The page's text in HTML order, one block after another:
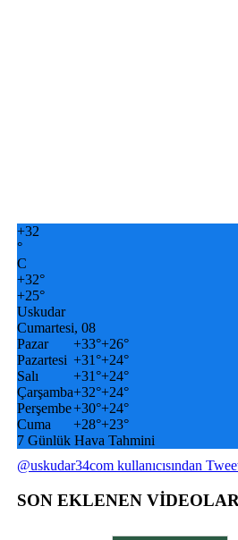
+32
°
C
+32°
+25°
Uskudar
Cumartesi, 08
Pazar
+33°+26°
Pazartesi +31°+24°
Salı
+31°+24°
Çarşamba+32°+24°
Perşembe+30°+24°
Cuma
+28°+23°
7 Günlük Hava Tahmini
@uskudar34com kullanıcısından
SON EKLENEN VİDEOLAR